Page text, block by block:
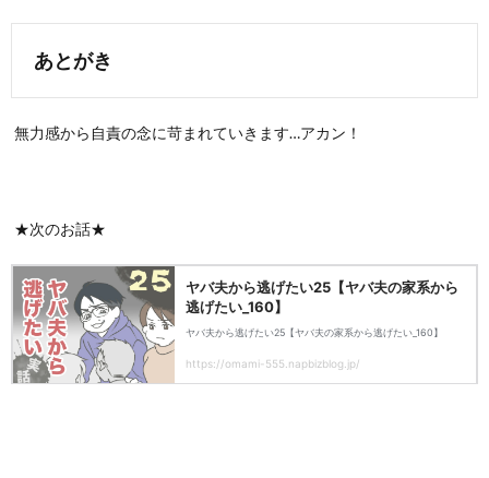
あとがき
無力感から自責の念に苛まれていきます…アカン！
★次のお話★